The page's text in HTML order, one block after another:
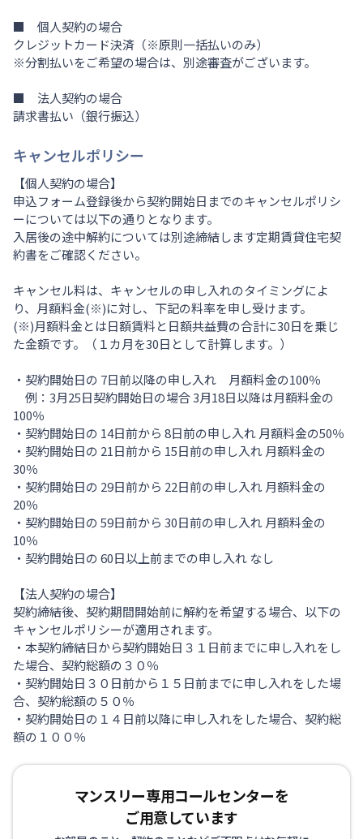
■ 個人契約の場合
クレジットカード決済（※原則一括払いのみ）
※分割払いをご希望の場合は、別途審査がございます。
■ 法人契約の場合
請求書払い（銀行振込）
キャンセルポリシー
【個人契約の場合】
申込フォーム登録後から契約開始日までのキャンセルポリシ
ーについては以下の通りとなります。
入居後の途中解約については別途締結します定期賃貸住宅契
約書をご確認ください。
キャンセル料は、キャンセルの申し入れのタイミングによ
り、月額料金(※)に対し、下記の料率を申し受けます。
(※)月額料金とは日額賃料と日額共益費の合計に30日を乗じ
た金額です。（１カ月を30日として計算します。）
・契約開始日の 7日前以降の申し入れ 月額料金の100％
例：3月25日契約開始日の場合 3月18日以降は月額料金の
100％
・契約開始日の 14日前から 8日前の申し入れ 月額料金の50％
・契約開始日の 21日前から 15日前の申し入れ 月額料金の
30％
・契約開始日の 29日前から 22日前の申し入れ 月額料金の
20％
・契約開始日の 59日前から 30日前の申し入れ 月額料金の
10％
・契約開始日の 60日以上前までの申し入れ なし
【法人契約の場合】
契約締結後、契約期間開始前に解約を希望する場合、以下の
キャンセルポリシーが適用されます。
・本契約締結日から契約開始日３１日前までに申し入れをし
た場合、契約総額の３０％
・契約開始日３０日前から１５日前までに申し入れをした場
合、契約総額の５０％
・契約開始日の１４日前以降に申し入れをした場合、契約総
額の１００％
マンスリー専用コールセンターを
ご用意しています